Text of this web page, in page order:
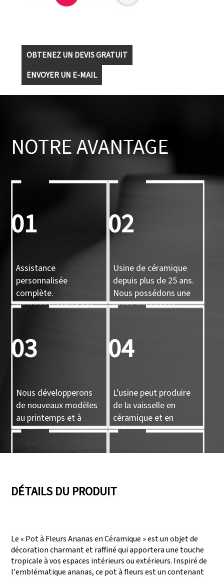
OBTENEZ UN DEVIS GRATUIT
ENVOYER UN E-MAIL
NOTRE AVANTAGE
01
Assistance
personnalisée
complète.
Personnalisation par
moulage 3D.
02
Usine de céramique
depuis plus de 25 ans.
Nous possédons une
vaste expérience.
03
Nous développerons
de nouveaux modèles
au printemps et à
l’automne pour servir
clients.
04
L'usine peut produire
de la vaisselle en
céramique et en
dolomite, en grès et
des objets artisanaux
05
production capables
de répondre à de
grandes demandes de
(Walmart), FAMA
(Disney), UNIVERSAL,
TARGET
DÉTAILS DU PRODUIT
Le « Pot à Fleurs Ananas en Céramique » est un objet de
décoration charmant et raffiné qui apportera une touche
tropicale à vos espaces intérieurs ou extérieurs. Inspiré de
l'emblématique ananas, ce pot à fleurs est un contenant